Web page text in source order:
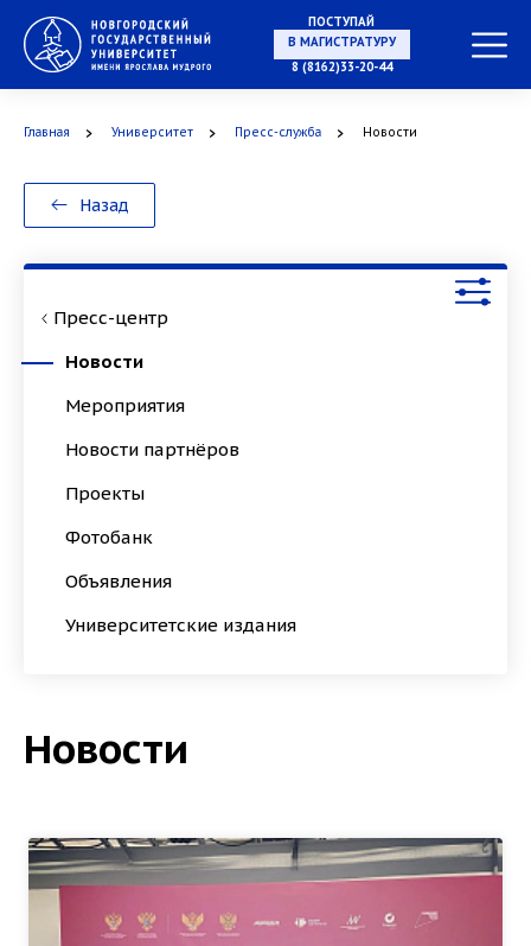
ПОСТУПАЙ
НА СПЕЦИАЛИТЕТ
8 (8162)33-20-44
Главная Университет Пресс-служба Новости
Назад
Пресс-центр
Новости
Мероприятия
Новости партнёров
Проекты
Фотобанк
Объявления
Университетские издания
Новости